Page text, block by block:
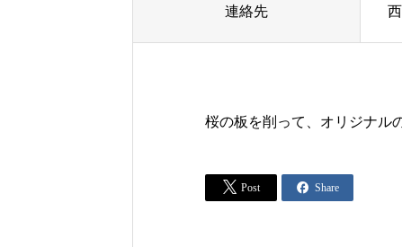
連絡先
桜の板を削って、オリジナル
 Post  Share